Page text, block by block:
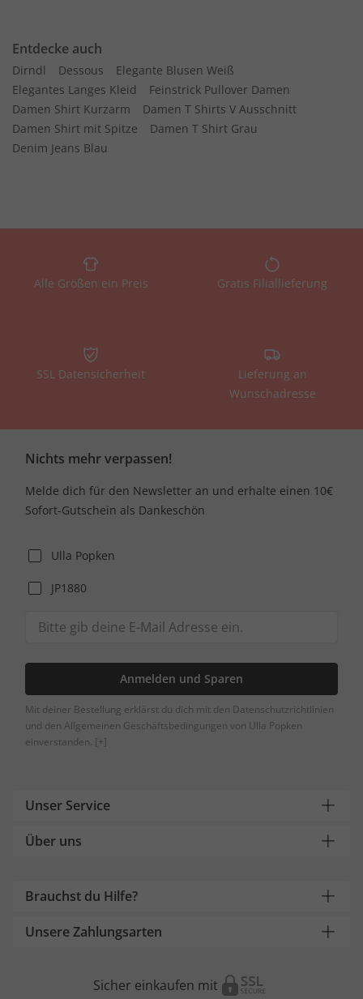
Entdecke auch
Dirndl Dessous
Elegante Blusen Weiß
Elegantes Langes Kleid
Feinstrick Pullover Damen
Damen Shirt Kurzarm
Damen T Shirts V Ausschnitt
Damen Shirt mit Spitze
Damen T Shirt Grau
Denim Jeans Blau
Alle Größen ein Preis Gratis Filiallieferung
SSL Datensicherheit
Lieferung an
Wunschadresse
Nichts mehr verpassen!
Melde dich für den Newsletter an und erhalte einen 10€
Sofort-Gutschein als Dankeschön
Ulla Popken
JP1880
Anmelden und Sparen
Mit deiner Bestellung erklärst du dich mit den Datenschutzrichtlinien
und den Allgemeinen Geschäftsbedingungen von Ulla Popken
einverstanden. [+]
Unser Service
Über uns
Brauchst du Hilfe?
Unsere Zahlungsarten
Sicher einkaufen mit